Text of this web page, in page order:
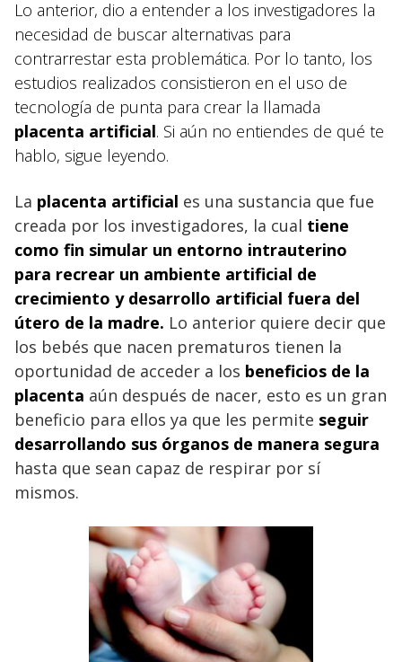
Lo anterior, dio a entender a los investigadores la
necesidad de buscar alternativas para
contrarrestar esta problemática. Por lo tanto, los
estudios realizados consistieron en el uso de
tecnología de punta para crear la llamada
placenta artificial. Si aún no entiendes de qué te
hablo, sigue leyendo.
La placenta artificial es una sustancia que fue
creada por los investigadores, la cual tiene
como fin simular un entorno intrauterino
para recrear un ambiente artificial de
crecimiento y desarrollo artificial fuera del
útero de la madre. Lo anterior quiere decir que
los bebés que nacen prematuros tienen la
oportunidad de acceder a los beneficios de la
placenta aún después de nacer, esto es un gran
beneficio para ellos ya que les permite seguir
desarrollando sus órganos de manera segura
hasta que sean capaz de respirar por sí
mismos.